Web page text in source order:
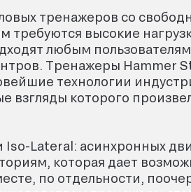
тренажеров со
требуются высокие
любым
Тренажеры Hammer
технологии
взгляды которого
Iso-Lateral: асинхронных
которая дает
по отдельности,